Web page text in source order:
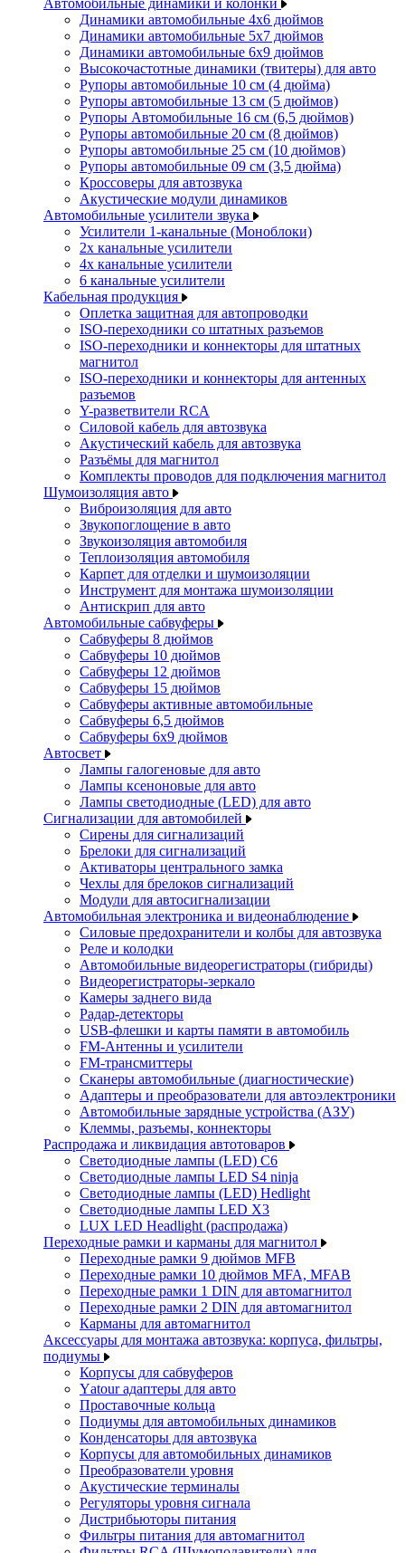
Автомобильные динамики и колонки
Динамики автомобильные 4x6 дюймов
Динамики автомобильные 5x7 дюймов
Динамики автомобильные 6x9 дюймов
Высокочастотные динамики (твитеры) для авто
Рупоры автомобильные 10 см (4 дюйма)
Рупоры автомобильные 13 см (5 дюймов)
Рупоры Автомобильные 16 см (6,5 дюймов)
Рупоры автомобильные 20 см (8 дюймов)
Рупоры автомобильные 25 см (10 дюймов)
Рупоры автомобильные 09 см (3,5 дюйма)
Кроссоверы для автозвука
Акустические модули динамиков
Автомобильные усилители звука
Усилители 1-канальные (Моноблоки)
2х канальные усилители
4х канальные усилители
6 канальные усилители
Кабельная продукция
Оплетка защитная для автопроводки
ISO-переходники со штатных разъемов
ISO-переходники и коннекторы для штатных
магнитол
ISO-переходники и коннекторы для антенных
разъемов
Y-разветвители RCA
Силовой кабель для автозвука
Акустический кабель для автозвука
Разъёмы для магнитол
Комплекты проводов для подключения магнитол
Шумоизоляция авто
Виброизоляция для авто
Звукопоглощение в авто
Звукоизоляция автомобиля
Теплоизоляция автомобиля
Карпет для отделки и шумоизоляции
Инструмент для монтажа шумоизоляции
Антискрип для авто
Автомобильные сабвуферы
Сабвуферы 8 дюймов
Сабвуферы 10 дюймов
Сабвуферы 12 дюймов
Сабвуферы 15 дюймов
Сабвуферы активные автомобильные
Сабвуферы 6,5 дюймов
Сабвуферы 6x9 дюймов
Автосвет
Лампы галогеновые для авто
Лампы ксеноновые для авто
Лампы светодиодные (LED) для авто
Сигнализации для автомобилей
Сирены для сигнализаций
Брелоки для сигнализаций
Активаторы центрального замка
Чехлы для брелоков сигнализаций
Модули для автосигнализации
Автомобильная электроника и видеонаблюдение
Силовые предохранители и колбы для автозвука
Реле и колодки
Автомобильные видеорегистраторы (гибриды)
Видеорегистраторы-зеркало
Камеры заднего вида
Радар-детекторы
USB-флешки и карты памяти в автомобиль
FM-Антенны и усилители
FM-трансмиттеры
Сканеры автомобильные (диагностические)
Адаптеры и преобразователи для автоэлектроники
Автомобильные зарядные устройства (АЗУ)
Клеммы, разъемы, коннекторы
Распродажа и ликвидация автотоваров
Светодиодные лампы (LED) C6
Светодиодные лампы LED S4 ninja
Светодиодные лампы (LED) Hedlight
Светодиодные лампы LED X3
LUX LED Headlight (распродажа)
Переходные рамки и карманы для магнитол
Переходные рамки 9 дюймов MFB
Переходные рамки 10 дюймов MFA, MFAB
Переходные рамки 1 DIN для автомагнитол
Переходные рамки 2 DIN для автомагнитол
Карманы для автомагнитол
Аксессуары для монтажа автозвука: корпуса, фильтры,
подиумы
Корпусы для сабвуферов
Yаtour адаптеры для авто
Проставочные кольца
Подиумы для автомобильных динамиков
Конденсаторы для автозвука
Корпусы для автомобильных динамиков
Преобразователи уровня
Акустические терминалы
Регуляторы уровня сигнала
Дистрибьюторы питания
Фильтры питания для автомагнитол